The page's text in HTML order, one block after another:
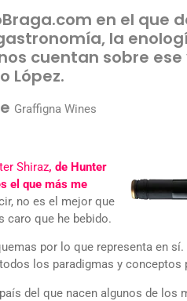
en el que
la
cuentan sobre
López.
Graffigna Wines
Shiraz, de Hunter
el que más me
no es el mejor que
caro que he bebido.
por lo que representa en sí.
los paradigmas y conceptos
del que nacen algunos de los